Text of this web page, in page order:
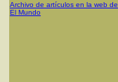
Archivo de artículos en la web de
El Mundo